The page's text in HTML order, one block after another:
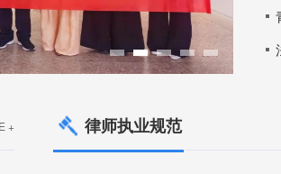
+ 律师执业规范